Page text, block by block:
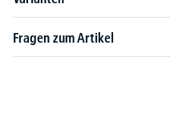
Fragen zum Artikel